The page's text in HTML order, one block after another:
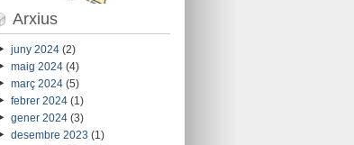
Arxius
juny 2024(2)
maig 2024(4)
març 2024(5)
febrer 2024(1)
gener 2024(3)
desembre 2023 (1)